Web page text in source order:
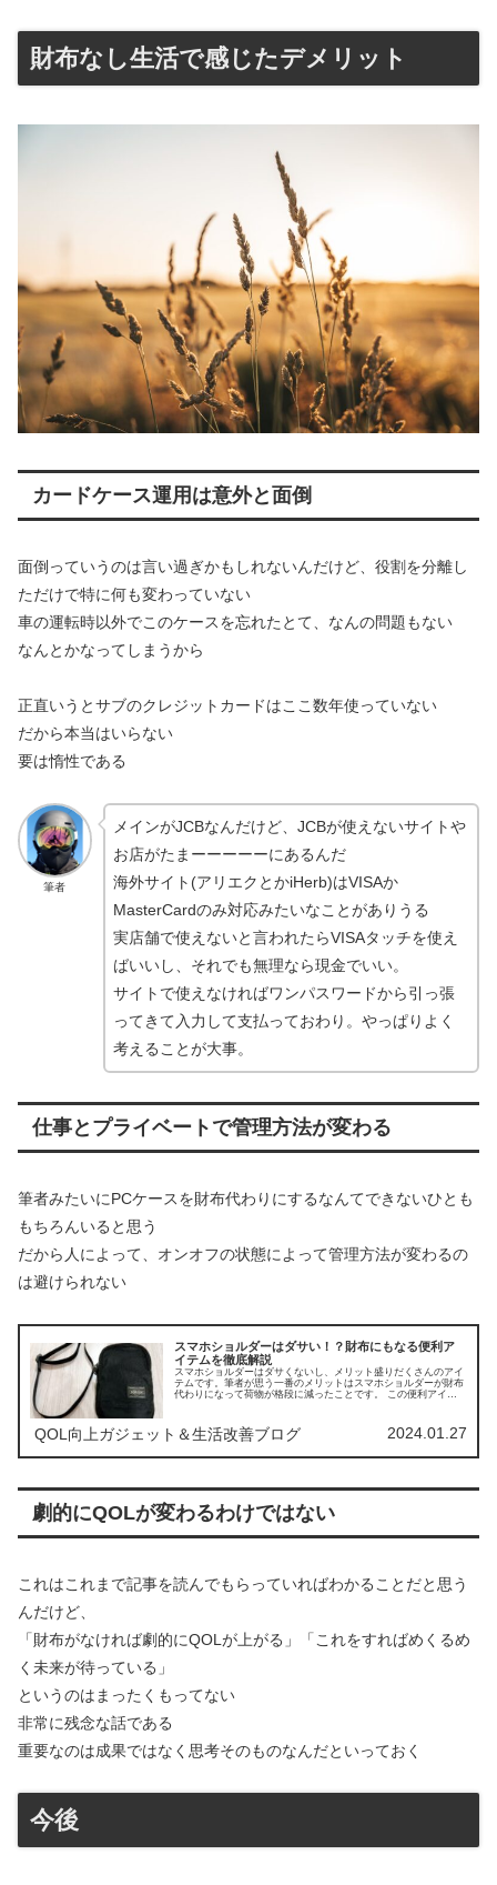
財布なし生活で感じたデメリット
カードケース運用は意外と面倒
面倒っていうのは言い過ぎかもしれないんだけど、役割を分離し
ただけで特に何も変わっていない
車の運転時以外でこのケースを忘れたとて、なんの問題もない
なんとかなってしまうから
正直いうとサブのクレジットカードはここ数年使っていない
だから本当はいらない
要は惰性である
筆者
メインがJCBなんだけど、JCBが使えないサイトや
お店がたまーーーーーにあるんだ
海外サイト(アリエクとかiHerb)はVISAか
MasterCardのみ対応みたいなことがありうる
実店舗で使えないと言われたらVISAタッチを使え
ばいいし、それでも無理なら現金でいい。
サイトで使えなければワンパスワードから引っ張
ってきて入力して支払っておわり。やっぱりよく
考えることが大事。
仕事とプライベートで管理方法が変わる
筆者みたいにPCケースを財布代わりにするなんてできないひとも
もちろんいると思う
だから人によって、オンオフの状態によって管理方法が変わるの
は避けられない
スマホショルダーはダサい！？財布にもなる便利ア
イテムを徹底解説
スマホショルダーはダサくないし、メリット盛りだくさんのアイ
テムです。筆者が思う一番のメリットはスマホショルダーが財布
代わりになって荷物が格段に減ったことです。 この便利アイテ
QOL向上ガジェット＆生活改善ブログ 2024.01.27
劇的にQOLが変わるわけではない
これはこれまで記事を読んでもらっていればわかることだと思う
んだけど、
「財布がなければ劇的にQOLが上がる」「これをすればめくるめ
く未来が待っている」
というのはまったくもってない
非常に残念な話である
重要なのは成果ではなく思考そのものなんだといっておく
今後